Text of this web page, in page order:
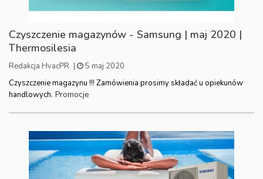
Czyszczenie magazynów - Samsung | maj 2020 |
Thermosilesia
Redakcja HvacPR |
5 maj 2020
Czyszczenie magazynu !!! Zamówienia prosimy składać u opiekunów
handlowych. Promocje